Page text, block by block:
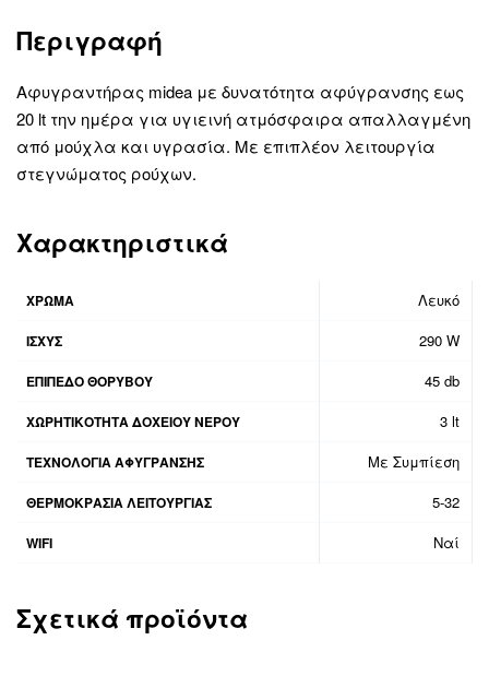
Περιγραφή
Aφυγραντήρας midea με δυνατότητα αφύγρανσης εως
20 lt την ημέρα για υγιεινή ατμόσφαιρα απαλλαγμένη
από μούχλα και υγρασία. Με επιπλέον λειτουργία
στεγνώματος ρούχων.
Χαρακτηριστικά
ΧΡΩΜΑ Λευκό
ΙΣΧΥΣ 290 W
ΕΠΙΠΕΔΟ ΘΟΡΥΒΟΥ 45 db
ΧΩΡΗΤΙΚΟΤΗΤΑ ΔΟΧΕΙΟΥ ΝΕΡΟΥ 3 lt
ΤΕΧΝΟΛΟΓΙΑ ΑΦΥΓΡΑΝΣΗΣ Με Συμπίεση
ΘΕΡΜΟΚΡΑΣΙΑ ΛΕΙΤΟΥΡΓΙΑΣ 5-32
WIFI Ναί
Σχετικά προϊόντα